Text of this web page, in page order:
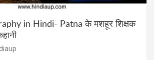
in Hindi- Patna के मशहूर शिक्षक